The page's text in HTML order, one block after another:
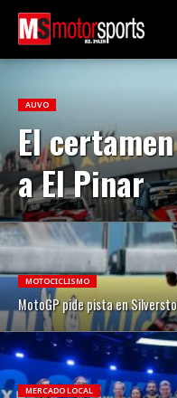
AUVO
El
a El Pinar
MOTOCICLISMO
MotoGP pide pista en
MERCADO LOCAL